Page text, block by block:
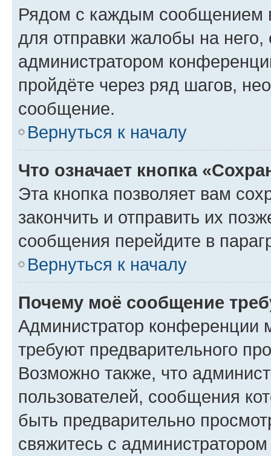
Рядом с каждым сообщением
для отправки жалобы на
администратором
пройдёте через ряд шагов,
сообщение.
Вернуться к началу
Что означает кнопка
Эта кнопка позволяет вам
закончить и отправить их
сообщения перейдите в
Вернуться к началу
Почему моё сообщение
Администратор конференции
требуют предварительного
Возможно также, что
пользователей, сообщения
быть предварительно
свяжитесь с